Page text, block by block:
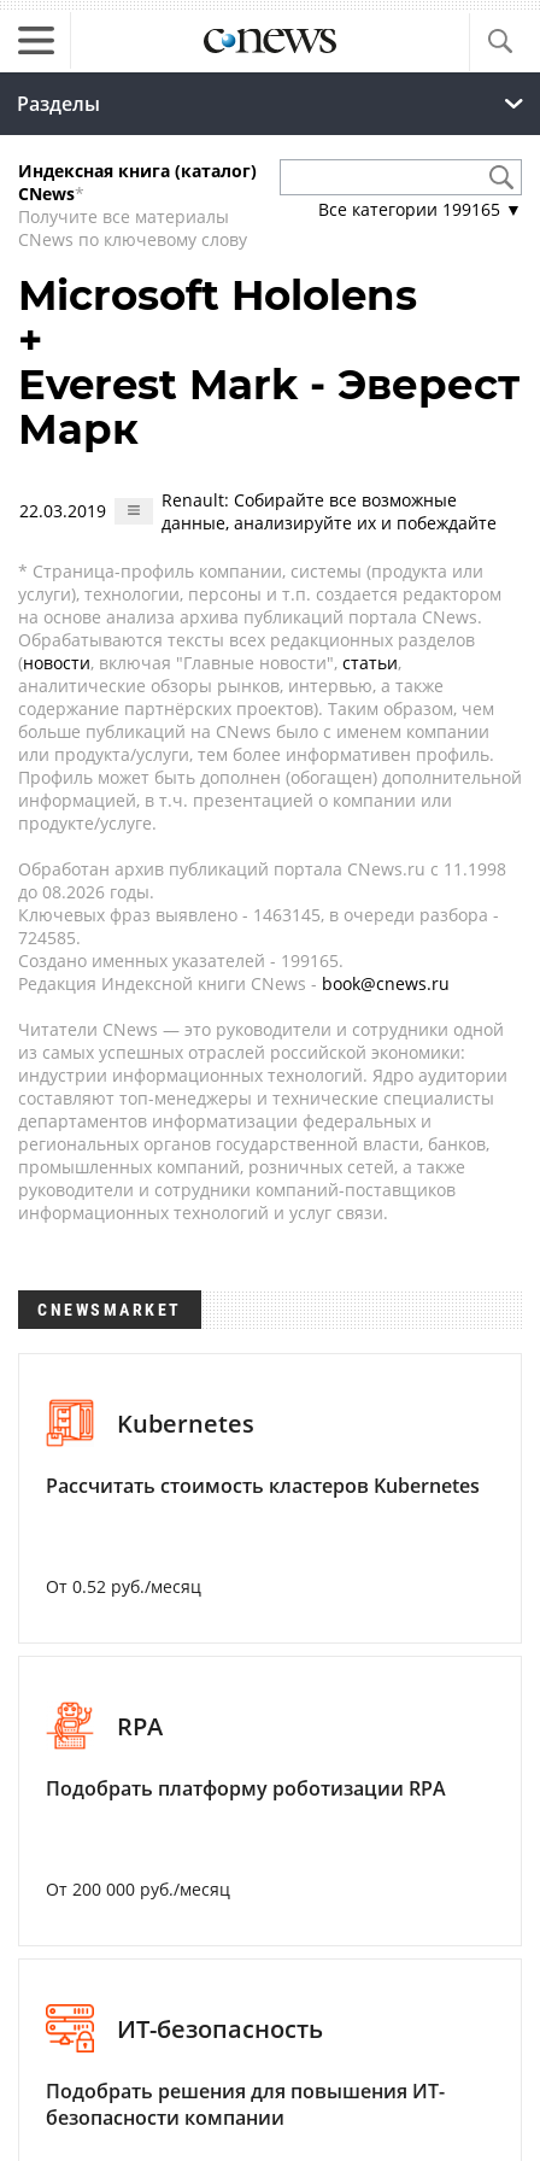
Разделы
Индексная книга (каталог)
CNews*
Получите все материалы
CNews по ключевому слову
Все категории 199165 ▼
Microsoft Hololens
+
Everest Mark - Эверест
Марк
22.03.2019
Renault: Собирайте все возможные
данные, анализируйте их и побеждайте
* Страница-профиль компании, системы (продукта или
услуги), технологии, персоны и т.п. создается редактором
на основе анализа архива публикаций портала CNews.
Обрабатываются тексты всех редакционных разделов
(новости, включая "Главные новости", статьи,
аналитические обзоры рынков, интервью, а также
содержание партнёрских проектов). Таким образом, чем
больше публикаций на CNews было с именем компании
или продукта/услуги, тем более информативен профиль.
Профиль может быть дополнен (обогащен) дополнительной
информацией, в т.ч. презентацией о компании или
продукте/услуге.
Обработан архив публикаций портала CNews.ru c 11.1998
до 08.2026 годы.
Ключевых фраз выявлено - 1463145, в очереди разбора -
724585.
Создано именных указателей - 199165.
Редакция Индексной книги CNews - book@cnews.ru
Читатели CNews — это руководители и сотрудники одной
из самых успешных отраслей российской экономики:
индустрии информационных технологий. Ядро аудитории
составляют топ-менеджеры и технические специалисты
департаментов информатизации федеральных и
региональных органов государственной власти, банков,
промышленных компаний, розничных сетей, а также
руководители и сотрудники компаний-поставщиков
информационных технологий и услуг связи.
CNEWSMARKET
Kubernetes
Рассчитать стоимость кластеров Kubernetes
От 0.52 руб./месяц
RPA
Подобрать платформу роботизации RPA
От 200 000 руб./месяц
ИТ-безопасность
Подобрать решения для повышения ИТ-
безопасности компании